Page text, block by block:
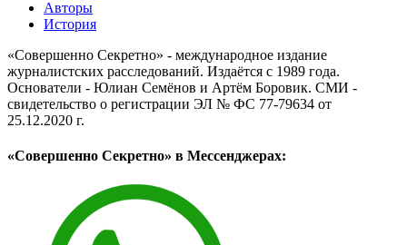
Авторы
История
«Совершенно Секретно» - международное издание
журналистских расследований. Издаётся с 1989 года.
Основатели - Юлиан Семёнов и Артём Боровик. CМИ -
свидетельство о регистрации ЭЛ № ФС 77-79634 от
25.12.2020 г.
«Совершенно Секретно» в Мессенджерах: